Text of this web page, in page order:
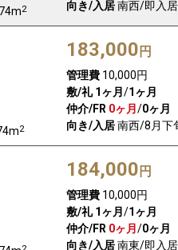
2
向き/入居南西/即入
2
183,000 円
管理費10,000円
敷/礼 1ヶ月 /1ヶ月
仲介/FR 0ヶ月 /0ヶ月
向き/入居南西/8月下
184,000 円
管理費10,000円
敷/礼 1ヶ月 /1ヶ月
仲介/FR 0ヶ月 /0ヶ月
向き/入居南東/即入